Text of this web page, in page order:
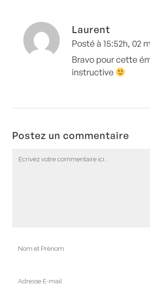
Laurent
Posté à 15:52h, 02
Bravo pour cette
instructive
Postez un commentaire